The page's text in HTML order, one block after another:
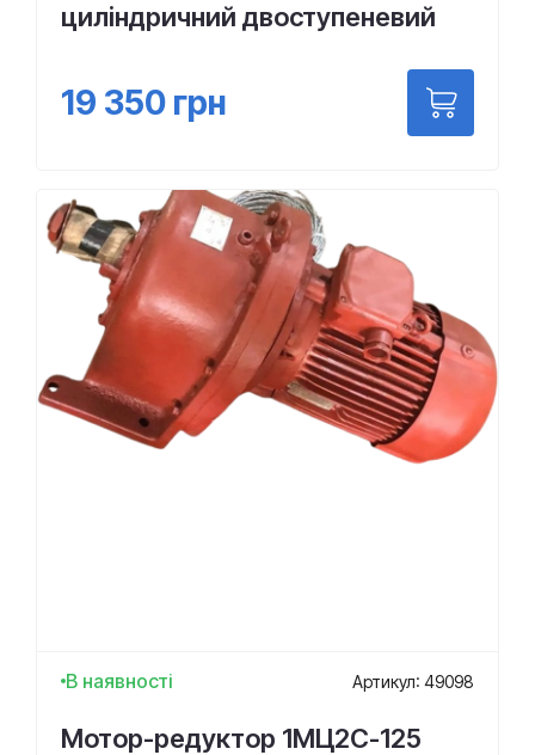
циліндричний двоступеневий
19 350 грн
В наявності Артикул: 49098
Мотор-редуктор 1МЦ2С-125